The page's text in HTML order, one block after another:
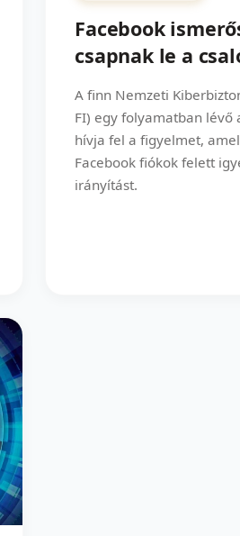
Facebook
csapnak le a
A finn Nemzeti
FI) egy folyamatban lévő
hívja fel a figyelmet,
Facebook fiókok felett
irányítást.